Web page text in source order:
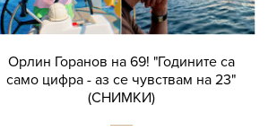
Орлин Горанов на 69! "Годините са
само цифра - аз се чувствам на 23"
(СНИМКИ)